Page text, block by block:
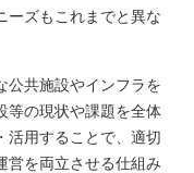
ーズもこれまでと異な
公共施設やインフラを
等の現状や課題を全体
活用することで、適切
営を両立させる仕組み